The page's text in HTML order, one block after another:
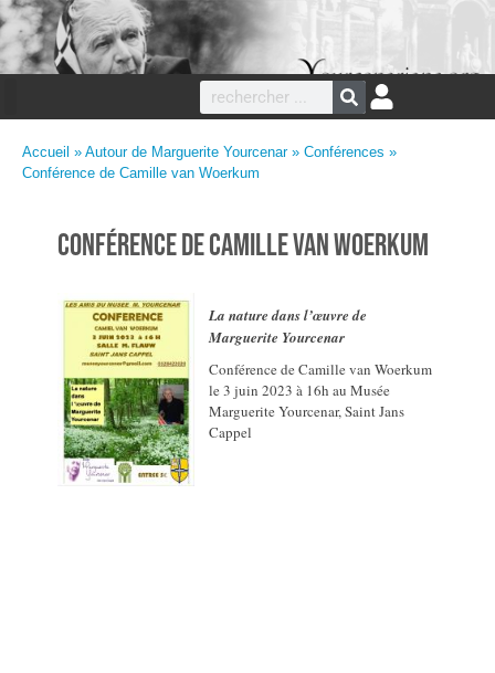
Accueil » Autour de Marguerite Yourcenar» Conférences »
Conférence de Camille van Woerkum
Conférence de Camille van Woerkum
La nature dans l’œuvre de
Marguerite Yourcenar
Conférence de Camille van Woerkum
le 3 juin 2023 à 16h au Musée
Marguerite Yourcenar, Saint Jans
Cappel